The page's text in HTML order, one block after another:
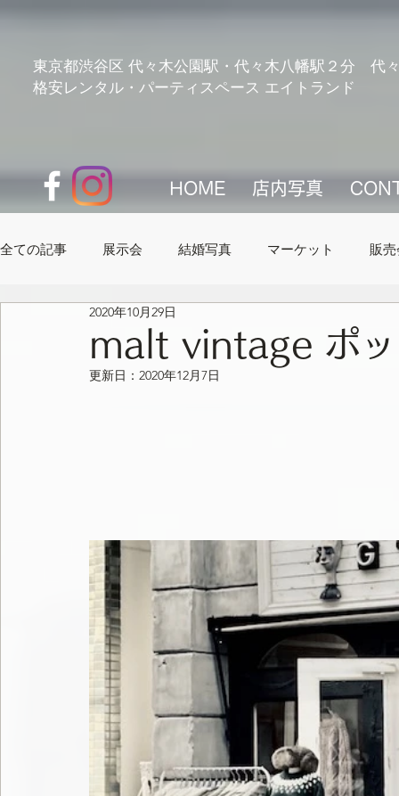
東京都渋谷区 代々木公園駅・代々木八幡駅２分 代
格安レンタル・パーティスペース エイトランド
HOME 店内写真
全ての記事 展示会 結婚写真 マーケット 販
エイトランド紹介
malt vintage ポッ
2020年10月29日
更新日： 2020年12月7日